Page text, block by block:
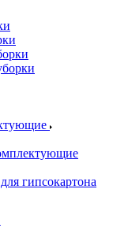
гипсокартона